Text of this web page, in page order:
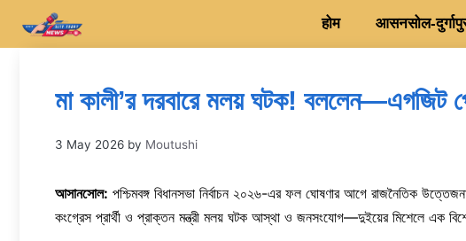
होम आसनसोल-
মা কালী’র দরবারে মলয় ঘটক! বললেন—এগজিট
3 May 2026 by Moutushi
আসানসোল: পশ্চিমবঙ্গ বিধানসভা নির্বাচন ২০২৬-এর ফল ঘোষণার আগে রাজনৈতিক
কংগ্রেস প্রার্থী ও প্রাক্তন মন্ত্রী মলয় ঘটক আস্থা ও জনসংযোগ—দুইয়ের মিশেলে এক